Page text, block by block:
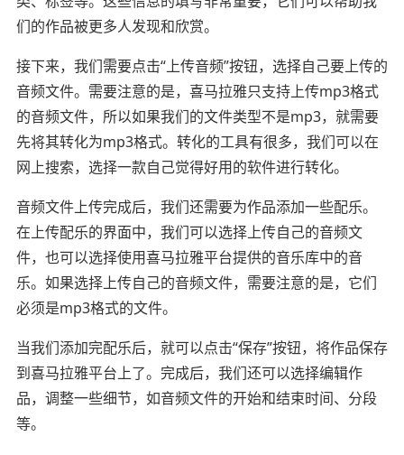
们的作品被更多人发现和欣赏。
接下来，我们需要点击“上传音频”按钮，选择自己要上传的
音频文件。需要注意的是，喜马拉雅只支持上传mp3格式
的音频文件，所以如果我们的文件类型不是mp3，就需要
先将其转化为mp3格式。转化的工具有很多，我们可以在
网上搜索，选择一款自己觉得好用的软件进行转化。
音频文件上传完成后，我们还需要为作品添加一些配乐。
在上传配乐的界面中，我们可以选择上传自己的音频文
件，也可以选择使用喜马拉雅平台提供的音乐库中的音
乐。如果选择上传自己的音频文件，需要注意的是，它们
必须是mp3格式的文件。
当我们添加完配乐后，就可以点击“保存”按钮，将作品保存
到喜马拉雅平台上了。完成后，我们还可以选择编辑作
品，调整一些细节，如音频文件的开始和结束时间、分段
等。